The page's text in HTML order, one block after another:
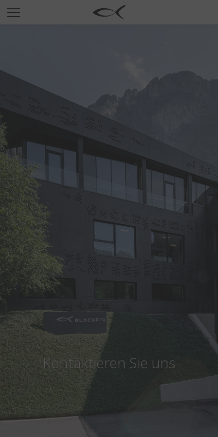
SUN
TITANIUM
B2B
Wishlist
Search
Land:Österreich
Sprache:Deutsch
Kontaktieren Sie uns